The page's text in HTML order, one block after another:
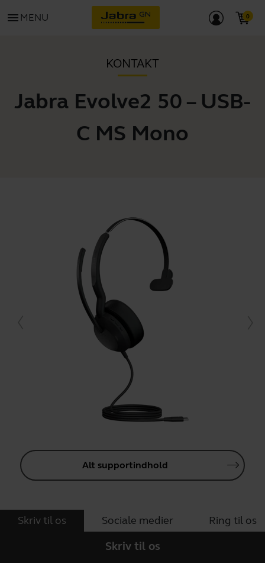
menu MENU
KONTAKT
Jabra Evolve2 50 – USB-
C MS Mono
Alt supportindhold
Skriv til os Sociale medier Ring til os
Skriv til os